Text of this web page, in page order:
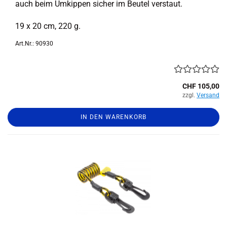
auch beim Um­kip­pen si­cher im Beu­tel ver­staut.
19 x 20 cm, 220 g.
Art.Nr.: 90930
CHF 105,00
zzgl. Versand
IN DEN WARENKORB